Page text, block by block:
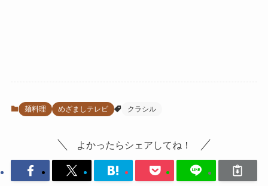
麺料理 めざましテレビ クラシル
よかったらシェアしてね！